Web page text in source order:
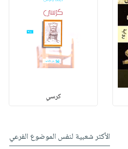
كرسي
الأكثر شعبية لنفس الموضوع الفرعي